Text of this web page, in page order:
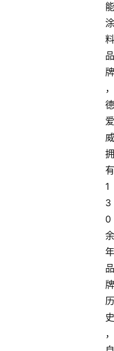
能
涂
料
品
牌
，
德
爱
威
拥
有
1
3
0
余
年
品
牌
历
史
，